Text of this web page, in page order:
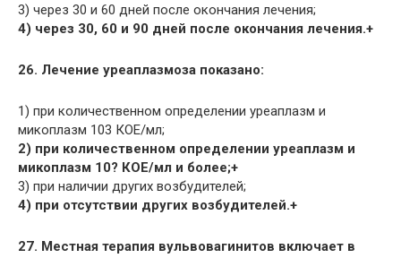
3) через 30 и 60 дней после окончания лечения;
4) через 30, 60 и 90 дней после окончания лечения.+
26. Лечение уреаплазмоза показано:
1) при количественном определении уреаплазм и
микоплазм 103 КОЕ/мл;
2) при количественном определении уреаплазм и
микоплазм 10? КОЕ/мл и более;+
3) при наличии других возбудителей;
4) при отсутствии других возбудителей.+
27. Местная терапия вульвовагинитов включает в